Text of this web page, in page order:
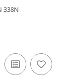
338N